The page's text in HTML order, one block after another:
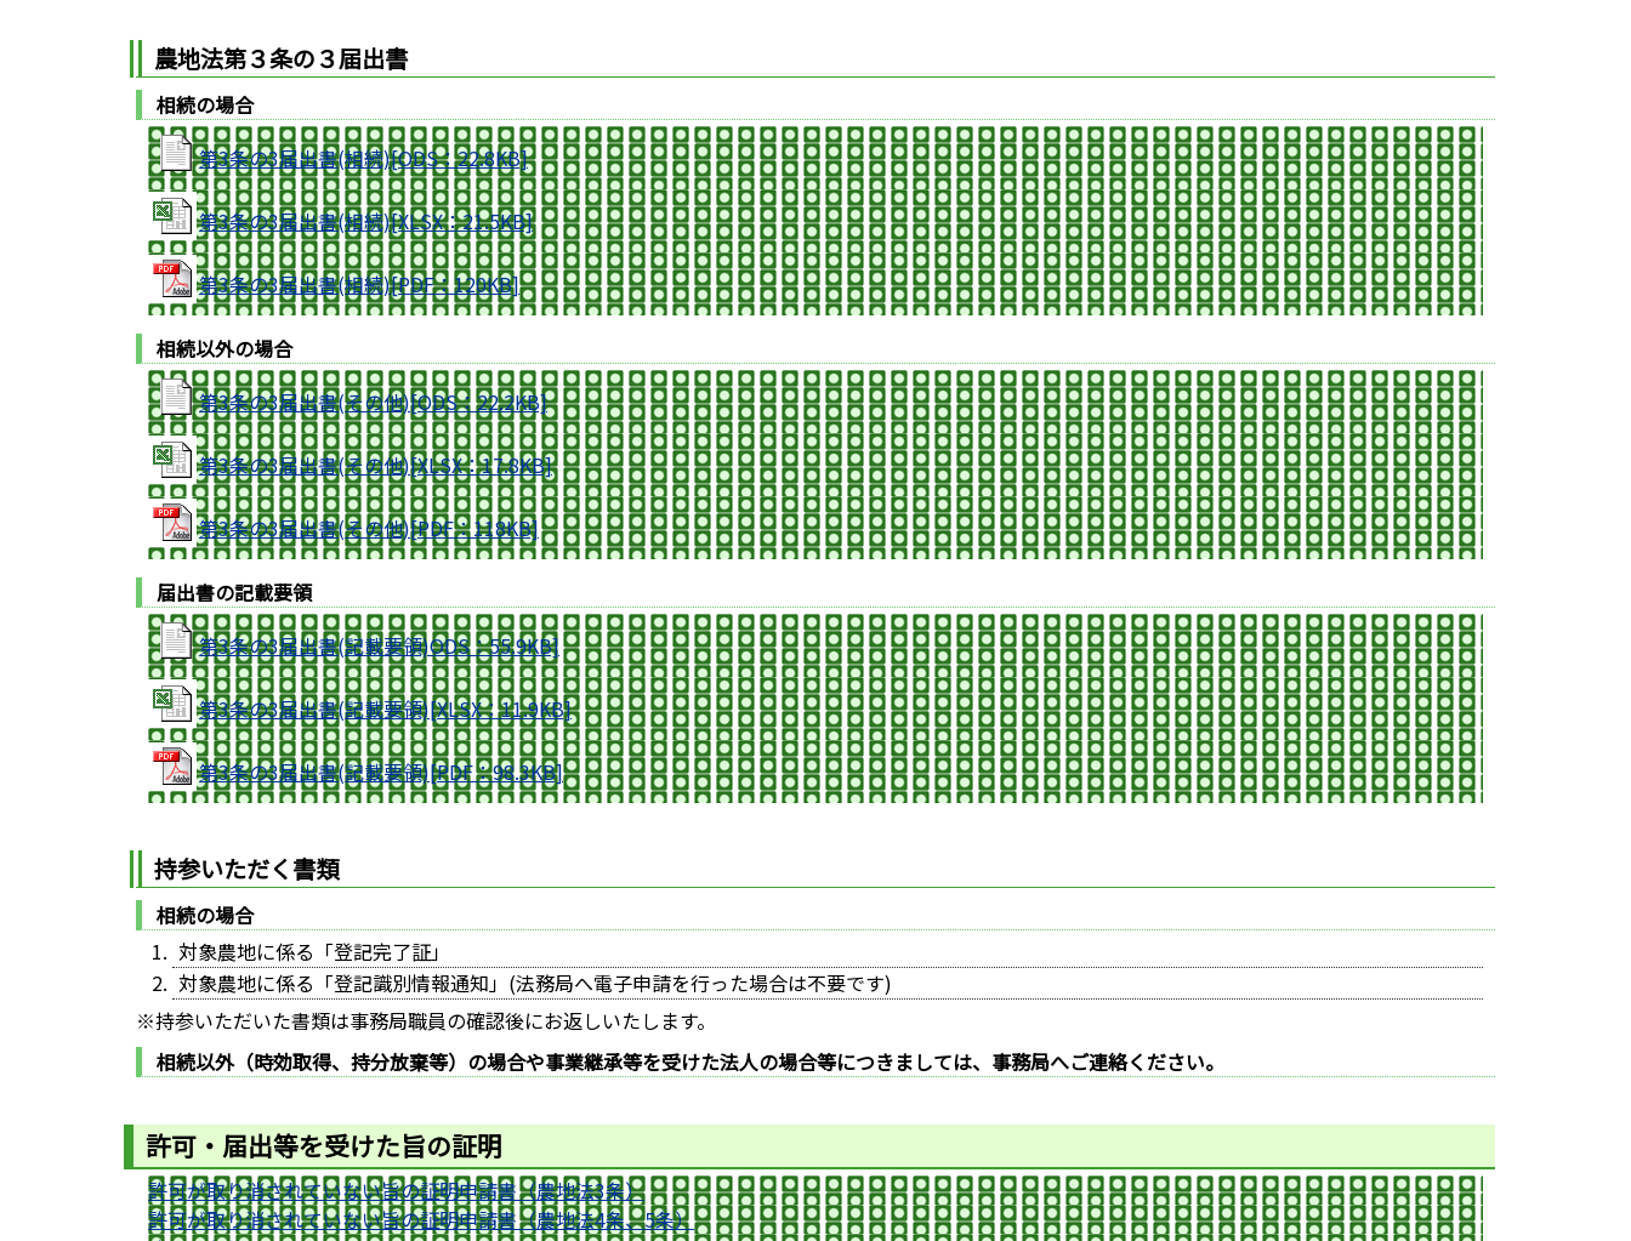
農地法第３条の３届出書
相続の場合
第3条の3届出書(相続)[ODS：22.8KB]
第3条の3届出書(相続)[XLSX：21.5KB]
第3条の3届出書(相続)[PDF：120KB]
相続以外の場合
第3条の3届出書(その他)[ODS：22.2KB]
第3条の3届出書(その他)[XLSX：17.8KB]
第3条の3届出書(その他)[PDF：118KB]
届出書の記載要領
第3条の3届出書(記載要領)ODS：55.9KB]
第3条の3届出書(記載要領)[XLSX：11.9KB]
第3条の3届出書(記載要領)[PDF：98.3KB]
持参いただく書類
相続の場合
対象農地に係る「登記完了証」
対象農地に係る「登記識別情報通知」(法務局へ電子申請を行った場合は不要です)
※持参いただいた書類は事務局職員の確認後にお返しいたします。
相続以外（時効取得、持分放棄等）の場合や事業継承等を受けた法人の場合等につきましては、事務局へご連絡ください。
許可・届出等を受けた旨の証明
許可が取り消されていない旨の証明申請書（農地法3条）
許可が取り消されていない旨の証明申請書（農地法4条、5条）